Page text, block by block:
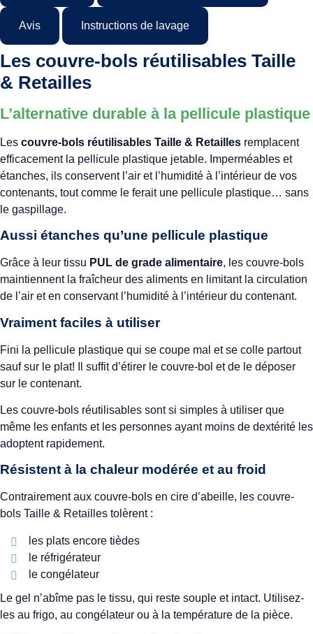
Avis Instructions de lavage
Les couvre-bols réutilisables Taille
& Retailles
L’alternative durable à la pellicule plastique
Les couvre-bols réutilisables Taille & Retailles remplacent
efficacement la pellicule plastique jetable. Imperméables et
étanches, ils conservent l’air et l’humidité à l’intérieur de vos
contenants, tout comme le ferait une pellicule plastique… sans
le gaspillage.
Aussi étanches qu’une pellicule plastique
Grâce à leur tissu PUL de grade alimentaire, les couvre-bols
maintiennent la fraîcheur des aliments en limitant la circulation
de l’air et en conservant l’humidité à l’intérieur du contenant.
Vraiment faciles à utiliser
Fini la pellicule plastique qui se coupe mal et se colle partout
sauf sur le plat! Il suffit d’étirer le couvre-bol et de le déposer
sur le contenant.
Les couvre-bols réutilisables sont si simples à utiliser que
même les enfants et les personnes ayant moins de dextérité les
adoptent rapidement.
Résistent à la chaleur modérée et au froid
Contrairement aux couvre-bols en cire d’abeille, les couvre-
bols Taille & Retailles tolèrent :
les plats encore tièdes
le réfrigérateur
le congélateur
Le gel n’abîme pas le tissu, qui reste souple et intact. Utilisez-
les au frigo, au congélateur ou à la température de la pièce.